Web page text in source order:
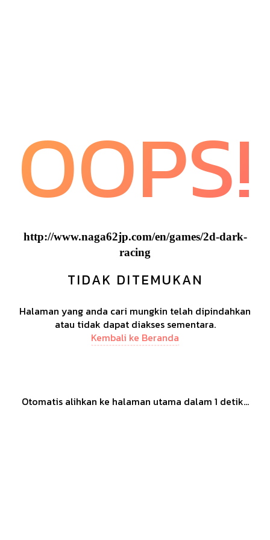
OOPS!
http://www.naga62jp.com/en/games/2d-dark-
racing
TIDAK DITEMUKAN
Halaman yang anda cari mungkin telah dipindahkan
atau tidak dapat diakses sementara.
Kembali ke Beranda
Otomatis alihkan ke halaman utama dalam 1 detik...